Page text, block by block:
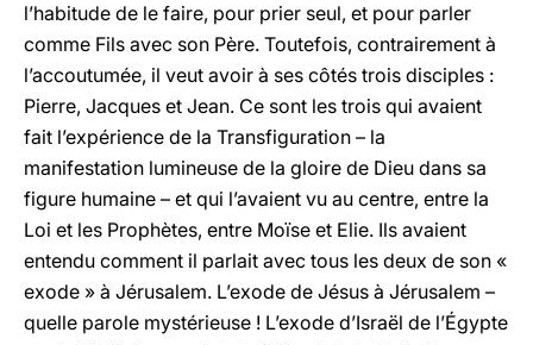
l’habitude de le faire, pour prier seul, et pour parler
comme Fils avec son Père. Toutefois, contrairement à
l’accoutumée, il veut avoir à ses côtés trois disciples :
Pierre, Jacques et Jean. Ce sont les trois qui avaient
fait l’expérience de la Transfiguration – la
manifestation lumineuse de la gloire de Dieu dans sa
figure humaine – et qui l’avaient vu au centre, entre la
Loi et les Prophètes, entre Moïse et Elie. Ils avaient
entendu comment il parlait avec tous les deux de son «
exode » à Jérusalem. L’exode de Jésus à Jérusalem –
quelle parole mystérieuse ! L’exode d’Israël de l’Égypte